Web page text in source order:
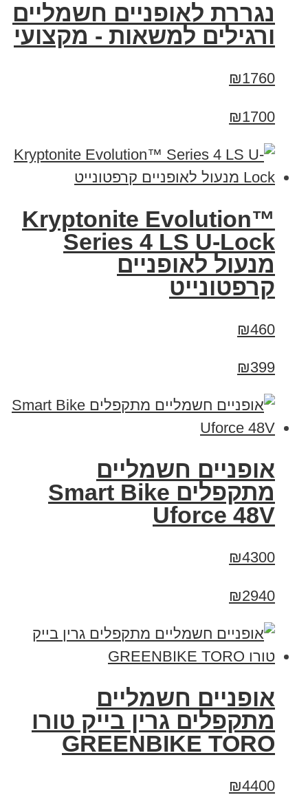
נגררת לאופניים חשמליים
ורגילים למשאות - מקצועי
₪1760
₪1700
Kryptonite Evolution™
Series 4 LS U-Lock
מנעול לאופניים
קרפטונייט
₪460
₪399
אופניים חשמליים
מתקפלים Smart Bike
Uforce 48V
₪4300
₪2940
אופניים חשמליים
מתקפלים גרין בייק טורו
GREENBIKE TORO
₪4400